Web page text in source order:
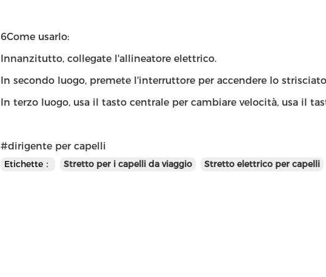
6Come usarlo:
Innanzitutto, collegate l'allineatore elettrico.
In secondo luogo, premete l'interruttore per accendere lo
In terzo luogo, usa il tasto centrale per cambiare velocità, usa il
#dirigente per capelli
Etichette： Stretto per i capelli da viaggio Stretto elettrico per capelli